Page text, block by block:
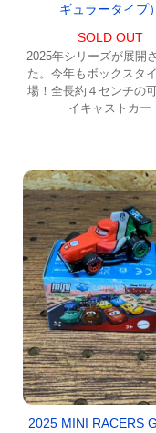
ギュラータイプ）
SOLD OUT
2025年シリーズが展開
た。今年もボックスタ
場！全長約４センチの
イキャストカー
2025 MINI RACERS